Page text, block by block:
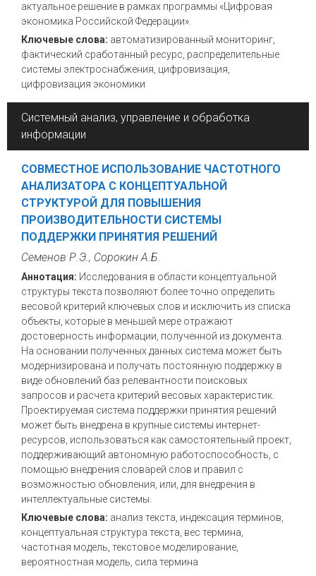
актуальное решение в рамках программы «Цифровая
экономика Российской Федерации».
Ключевые слова: автоматизированный мониторинг,
фактический сработанный ресурс, распределительные
системы электроснабжения, цифровизация,
цифровизация экономики
Системный анализ, управление и обработка
информации
СОВМЕСТНОЕ ИСПОЛЬЗОВАНИЕ ЧАСТОТНОГО
АНАЛИЗАТОРА С КОНЦЕПТУАЛЬНОЙ
СТРУКТУРОЙ ДЛЯ ПОВЫШЕНИЯ
ПРОИЗВОДИТЕЛЬНОСТИ СИСТЕМЫ
ПОДДЕРЖКИ ПРИНЯТИЯ РЕШЕНИЙ
Семенов Р.Э., Сорокин А.Б.
Аннотация: Исследования в области концептуальной
структуры текста позволяют более точно определить
весовой критерий ключевых слов и исключить из списка
объекты, которые в меньшей мере отражают
достоверность информации, полученной из документа.
На основании полученных данных система может быть
модернизирована и получать постоянную поддержку в
виде обновлений баз релевантности поисковых
запросов и расчета критерий весовых характеристик.
Проектируемая система поддержки принятия решений
может быть внедрена в крупные системы интернет-
ресурсов, использоваться как самостоятельный проект,
поддерживающий автономную работоспособность, с
помощью внедрения словарей слов и правил с
возможностью обновления, или, для внедрения в
интеллектуальные системы.
Ключевые слова: анализ текста, индексация терминов,
концептуальная структура текста, вес термина,
частотная модель, текстовое моделирование,
вероятностная модель, сила термина